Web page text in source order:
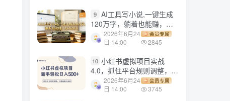
9 AI工具写小说,一键生成
120万字，躺着也能赚，月
入2w+！
2026年6月24
日 14:00
会员专属
2845
10 小红书虚拟项目实战
4.0，抓住平台规则调整，单
店日入500+！
2026年6月24
日 14:00
会员专属
3745